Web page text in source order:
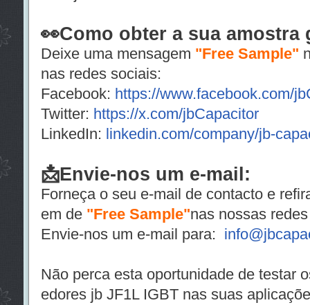
👀Como obter a sua amostra
Deixe uma mensagem "Free Sample"
nas redes sociais:
Facebook: https://www.facebook.com/
Twitter: https://x.com/jbCapacitor
LinkedIn: linkedin.com/company/jb-
📩Envie-nos um e-mail:
Forneça o seu e-mail de contacto e
em de "Free Sample"nas nossas
Envie-nos um e-mail para:
Não perca esta oportunidade de testar
edores jb JF1L IGBT nas suas